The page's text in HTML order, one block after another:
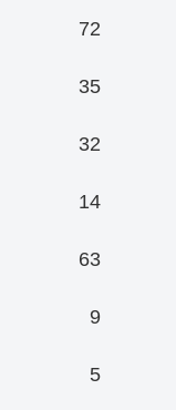
72
35
32
14
63
9
5